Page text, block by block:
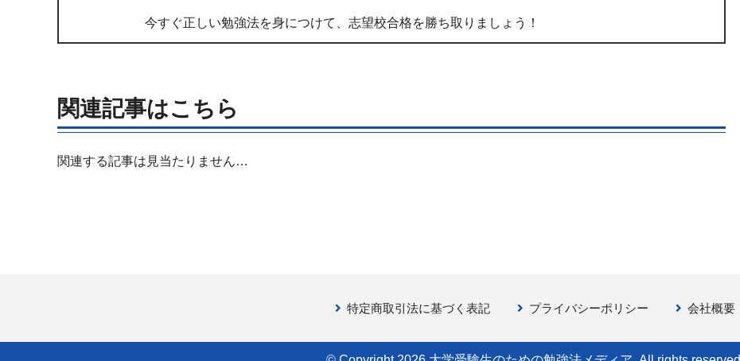
今すぐ正しい勉強法を身につけて、志望校合格を勝ち取りましょう！
関連記事はこちら
関連する記事は見当たりません…
特定商取引法に基づく表記 プライバシーポリシー 会社概要